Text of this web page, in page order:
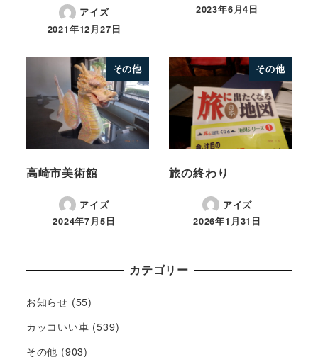
アイズ
2021年12月27日
2023年6月4日
その他
高崎市美術館
アイズ
2024年7月5日
その他
旅の終わり
アイズ
2026年1月31日
カテゴリー
お知らせ (55)
カッコいい車 (539)
その他 (903)